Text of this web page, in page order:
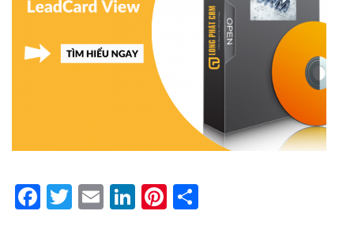
Facebook
Twitter
EmailLinkedIn
Pinterest